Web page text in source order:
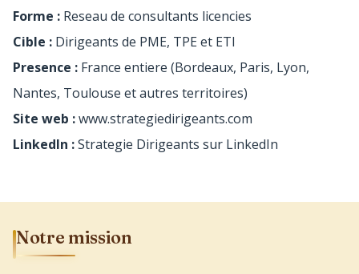
Forme : Reseau de consultants licencies
Cible : Dirigeants de PME, TPE et ETI
Presence : France entiere (Bordeaux, Paris, Lyon,
Nantes, Toulouse et autres territoires)
Site web :www.strategiedirigeants.com
LinkedIn :Strategie Dirigeants sur LinkedIn
Notre mission